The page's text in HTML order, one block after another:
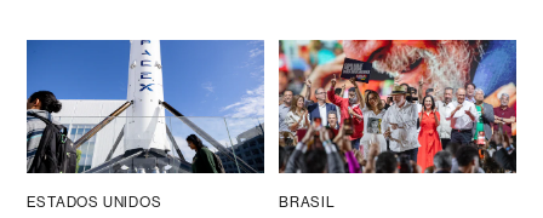
ESTADOS UNIDOS BRASIL